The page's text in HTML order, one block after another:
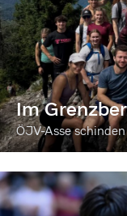
Im
ÖJV-Asse